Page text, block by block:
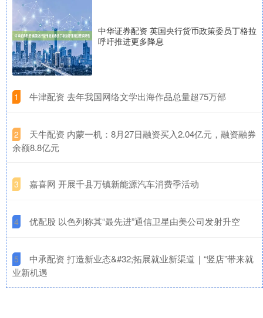
中华证券配资 英国央行货币政策委员丁格拉
呼吁推进更多降息
1 ​牛津配资 去年我国网络文学出海作品总量超75万部
2
​天牛配资 内蒙一机：8月27日融资买入2.04亿元，融资融券
余额8.8亿元
3 ​嘉喜网 开展千县万镇新能源汽车消费季活动
4 ​优配股 以色列称其“最先进”通信卫星由美公司发射升空
5
​中承配资 打造新业态&#32;拓展就业新渠道｜“竖店”带来就
业新机遇